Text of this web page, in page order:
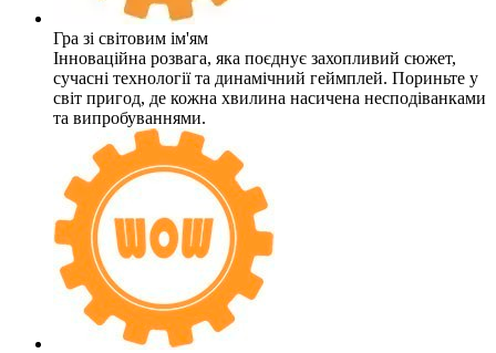
Гра зі світовим ім'ям
Інноваційна розвага, яка поєднує захопливий сюжет,
сучасні технології та динамічний геймплей. Пориньте у
світ пригод, де кожна хвилина насичена несподіванками
та випробуваннями.